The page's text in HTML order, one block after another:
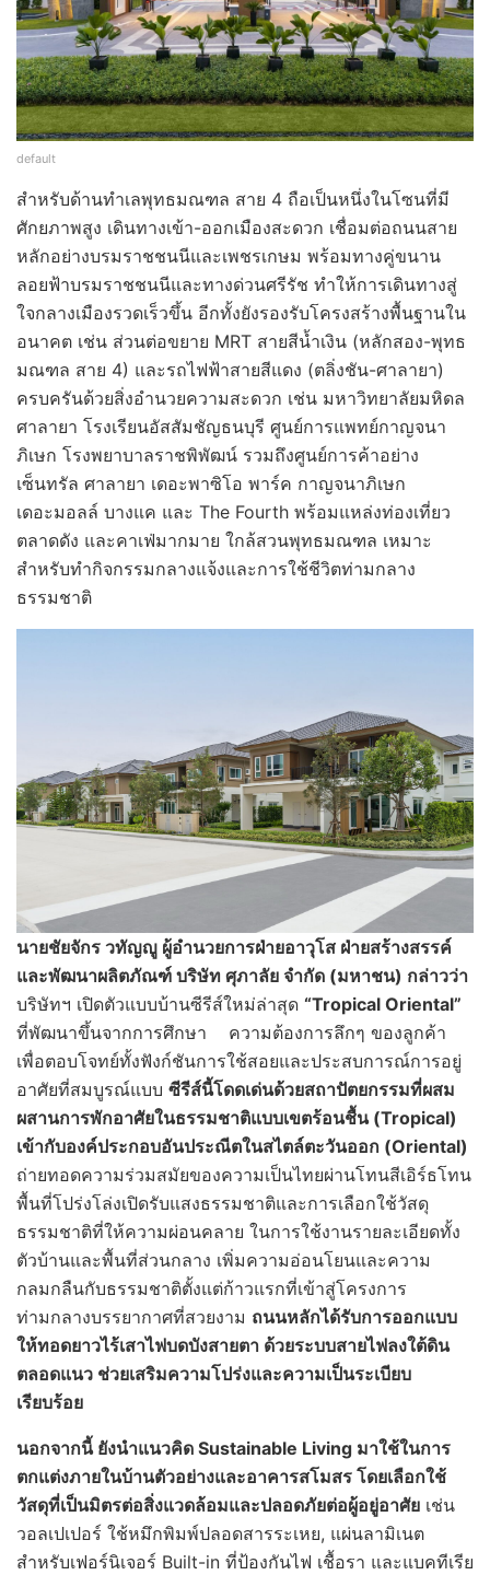
default
สำหรับด้านทำเลพุทธมณฑล สาย 4 ถือเป็นหนึ่งในโซนที่มี
ศักยภาพสูง เดินทางเข้า-ออกเมืองสะดวก เชื่อมต่อถนนสาย
หลักอย่างบรมราชชนนีและเพชรเกษม พร้อมทางคู่ขนาน
ลอยฟ้าบรมราชชนนีและทางด่วนศรีรัช ทำให้การเดินทางสู่
ใจกลางเมืองรวดเร็วขึ้น อีกทั้งยังรองรับโครงสร้างพื้นฐานใน
อนาคต เช่น ส่วนต่อขยาย MRT สายสีน้ำเงิน (หลักสอง-พุทธ
มณฑล สาย 4) และรถไฟฟ้าสายสีแดง (ตลิ่งชัน-ศาลายา)
ครบครันด้วยสิ่งอำนวยความสะดวก เช่น มหาวิทยาลัยมหิดล
ศาลายา โรงเรียนอัสสัมชัญธนบุรี ศูนย์การแพทย์กาญจนา
ภิเษก โรงพยาบาลราชพิพัฒน์ รวมถึงศูนย์การค้าอย่าง
เซ็นทรัล ศาลายา เดอะพาซิโอ พาร์ค กาญจนาภิเษก
เดอะมอลล์ บางแค และ The Fourth พร้อมแหล่งท่องเที่ยว
ตลาดดัง และคาเฟ่มากมาย ใกล้สวนพุทธมณฑล เหมาะ
สำหรับทำกิจกรรมกลางแจ้งและการใช้ชีวิตท่ามกลาง
ธรรมชาติ
นายชัยจักร วทัญญู ผู้อำนวยการฝ่ายอาวุโส ฝ่ายสร้างสรรค์
และพัฒนาผลิตภัณฑ์ บริษัท ศุภาลัย จำกัด (มหาชน) กล่าวว่า
บริษัทฯ เปิดตัวแบบบ้านซีรีส์ใหม่ล่าสุด “Tropical Oriental”
ที่พัฒนาขึ้นจากการศึกษา ความต้องการลึกๆ ของลูกค้า
เพื่อตอบโจทย์ทั้งฟังก์ชันการใช้สอยและประสบการณ์การอยู่
อาศัยที่สมบูรณ์แบบ ซีรีส์นี้โดดเด่นด้วยสถาปัตยกรรมที่ผสม
ผสานการพักอาศัยในธรรมชาติแบบเขตร้อนชื้น (Tropical)
เข้ากับองค์ประกอบอันประณีตในสไตล์ตะวันออก (Oriental)
ถ่ายทอดความร่วมสมัยของความเป็นไทยผ่านโทนสีเอิร์ธโทน
พื้นที่โปร่งโล่งเปิดรับแสงธรรมชาติและการเลือกใช้วัสดุ
ธรรมชาติที่ให้ความผ่อนคลาย ในการใช้งานรายละเอียดทั้ง
ตัวบ้านและพื้นที่ส่วนกลาง เพิ่มความอ่อนโยนและความ
กลมกลืนกับธรรมชาติตั้งแต่ก้าวแรกที่เข้าสู่โครงการ
ท่ามกลางบรรยากาศที่สวยงาม ถนนหลักได้รับการออกแบบ
ให้ทอดยาวไร้เสาไฟบดบังสายตา ด้วยระบบสายไฟลงใต้ดิน
ตลอดแนว ช่วยเสริมความโปร่งและความเป็นระเบียบ
เรียบร้อย
นอกจากนี้ ยังนำแนวคิด Sustainable Living มาใช้ในการ
ตกแต่งภายในบ้านตัวอย่างและอาคารสโมสร โดยเลือกใช้
วัสดุที่เป็นมิตรต่อสิ่งแวดล้อมและปลอดภัยต่อผู้อยู่อาศัย เช่น
วอลเปเปอร์ ใช้หมึกพิมพ์ปลอดสารระเหย, แผ่นลามิเนต
สำหรับเฟอร์นิเจอร์ Built-in ที่ป้องกันไฟ เชื้อรา และแบคทีเรีย